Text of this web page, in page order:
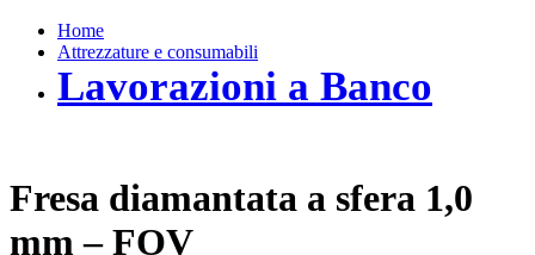
Home
Attrezzature e consumabili
Lavorazioni a Banco
Fresa diamantata a sfera 1,0
mm – FOV